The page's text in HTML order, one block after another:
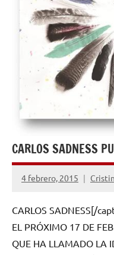
CARLOS SADNESS
4 febrero, 2015
No
comentarios
CARLOS SADNESS[/
EL PRÓXIMO 17 DE
QUE HA LLAMADO LA